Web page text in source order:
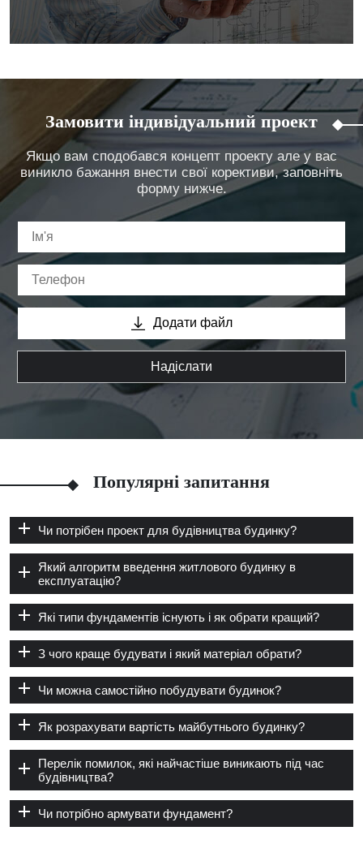
Замовити індивідуальний проект
Якщо вам сподобався концепт проекту але у вас
виникло бажання внести свої корективи, заповніть
форму нижче.
Додати файл
Надіслати
Популярні запитання
Чи потрібен проект для будівництва будинку?
Який алгоритм введення житлового будинку в
експлуатацію?
Які типи фундаментів існують і як обрати кращий?
З чого краще будувати і який матеріал обрати?
Чи можна самостійно побудувати будинок?
Як розрахувати вартість майбутнього будинку?
Перелік помилок, які найчастіше виникають під час
будівництва?
Чи потрібно армувати фундамент?